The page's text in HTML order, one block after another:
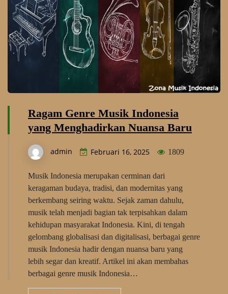
Ragam Genre Musik Indonesia
yang Menghadirkan Nuansa Baru
admin Februari 16, 2025 1809
Musik Indonesia merupakan cerminan dari
keragaman budaya, tradisi, dan modernitas yang
berkembang seiring waktu. Sejak zaman dahulu,
musik telah menjadi bagian tak terpisahkan dalam
kehidupan masyarakat Indonesia. Kini, di tengah
gelombang globalisasi dan digitalisasi, berbagai genre
musik Indonesia hadir dengan nuansa baru yang
lebih segar dan kreatif. Artikel ini akan membahas
berbagai genre musik Indonesia…